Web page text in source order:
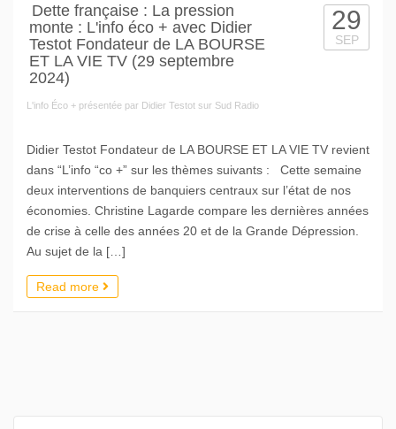
Dette française : La pression
monte : L'info éco + avec Didier
Testot Fondateur de LA BOURSE
ET LA VIE TV (29 septembre
2024)
L'info Éco + présentée par Didier Testot sur Sud Radio
29
SEP
Didier Testot Fondateur de LA BOURSE ET LA VIE TV revient
dans “L’info “co +” sur les thèmes suivants : Cette semaine
deux interventions de banquiers centraux sur l’état de nos
économies. Christine Lagarde compare les dernières années
de crise à celle des années 20 et de la Grande Dépression.
Au sujet de la […]
Read more